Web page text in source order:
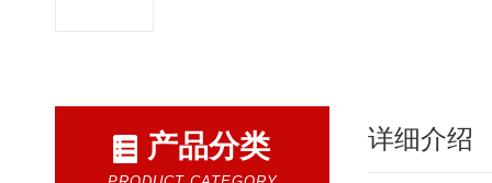
产品分类 详细介绍